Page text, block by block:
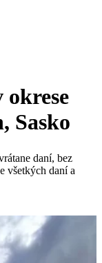
Sasko
daní, bez
všetkých daní a